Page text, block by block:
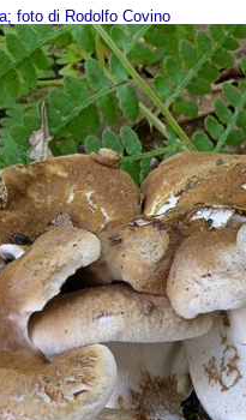
; foto di Rodolfo Covino